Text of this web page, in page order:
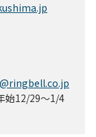
始12/29～1/4